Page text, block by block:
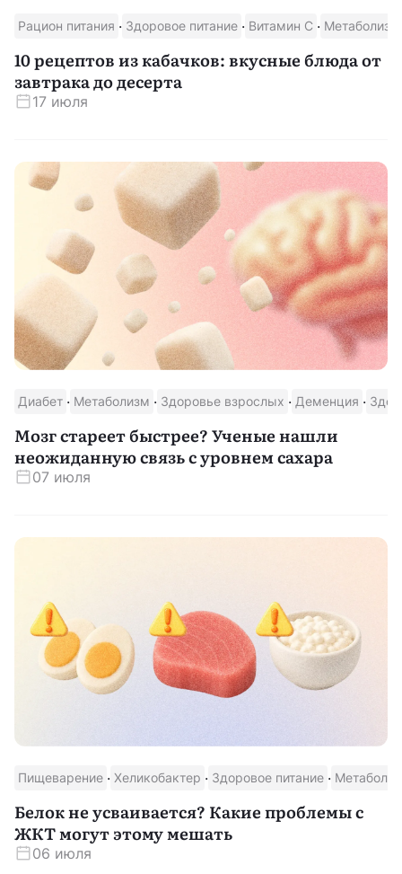
Рацион питания · Здоровое питание · Витамин С · Метаболизм
10 рецептов из кабачков: вкусные блюда от
завтрака до десерта
17 июля
Диабет · Метаболизм · Здоровье взрослых · Деменция ·
Мозг стареет быстрее? Ученые нашли
неожиданную связь с уровнем сахара
07 июля
Пищеварение · Хеликобактер · Здоровое питание ·
Белок не усваивается? Какие проблемы с
ЖКТ могут этому мешать
06 июля
Скачать приложение